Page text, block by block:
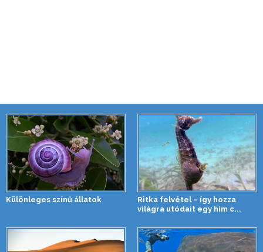
Különleges színű állatok
Ritka felvétel – így hozza
világra utódait egy hím c...